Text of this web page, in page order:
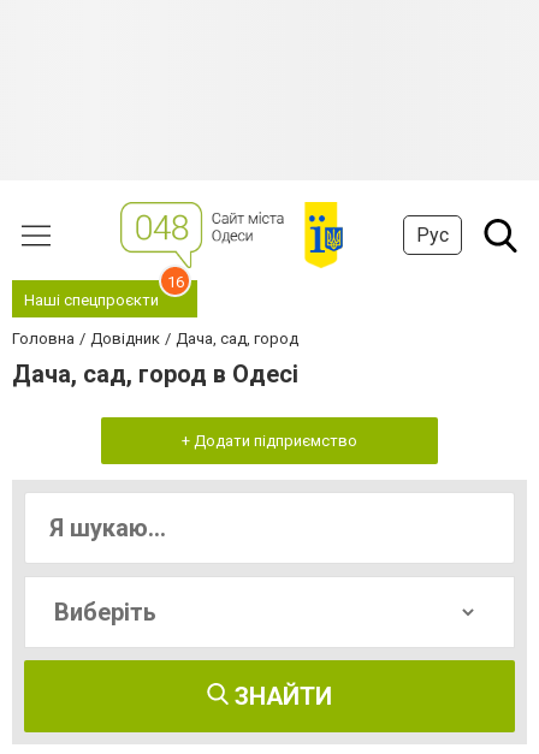
Рус
Наші спецпроєкти
16
Головна Довідник Дача, сад, город
Дача, сад, город в Одесі
+ Додати підприємство
ЗНАЙТИ